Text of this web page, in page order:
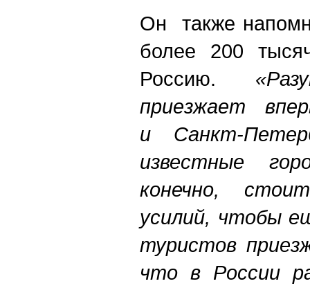
Он также
более 200
Россию.
приезжает
и Санкт-
известные
конечно,
усилий, чтобы
туристов
что в России